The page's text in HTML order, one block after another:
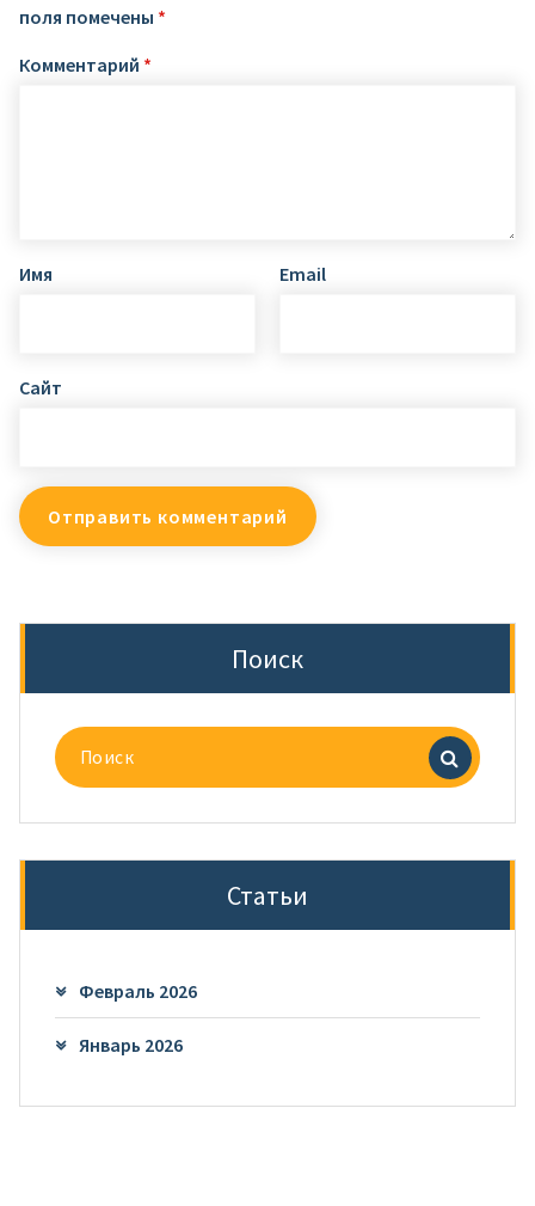
поля помечены *
Комментарий *
Имя Email
Сайт
Поиск
Поиск
для:
Статьи
Февраль 2026
Январь 2026